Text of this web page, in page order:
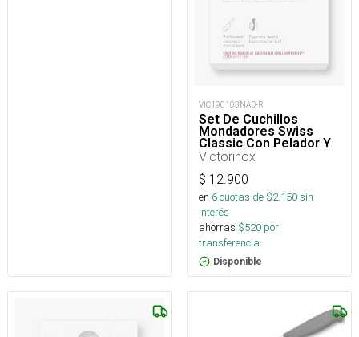
VIC190103NAD-R
Set De Cuchillos
Mondadores Swiss
Classic Con Pelador Y
Victorinox
$ 12.900
en 6cuotas de $2.150sin
interés
ahorras $520 por
transferencia.
Disponible